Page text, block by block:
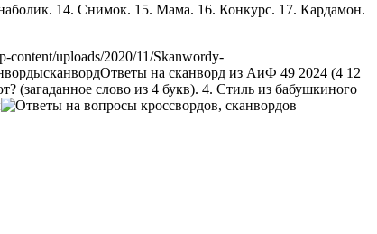
14. Снимок. 15. Мама. 16. Конкурс. 17. Кардамон.
content/uploads/2020/11/Skanwordy-
сканвордОтветы на сканворд из АиФ 49 2024 (4 12
(загаданное слово из 4 букв). 4. Стиль из бабушкиного